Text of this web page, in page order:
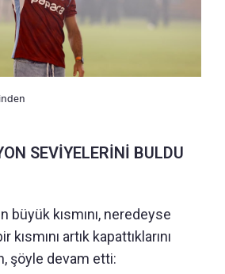
SEVİYELERİNİ BULDU
büyük kısmını, neredeyse
kısmını artık kapattıklarını
şöyle devam etti: